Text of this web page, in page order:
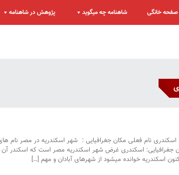
صفحه خانگی شاهنامه چه میگوید پژوهش در شاهنامه
اسکندری نام فعلی مکان جغرافیایی : شهر اسکندریه در مصر نام
جغرافیایی: اسکندری غرض شهر اسکندریه مصر است که اسکندر آن
اسکندریه خوانده میشود از شهرهای آبادان و مهم […]